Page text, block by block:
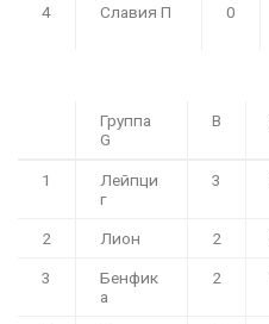
4 Славия П 0
Группа
G
В
1
Лейпци
г
3
2 Лион 2
3
Бенфик
а
2